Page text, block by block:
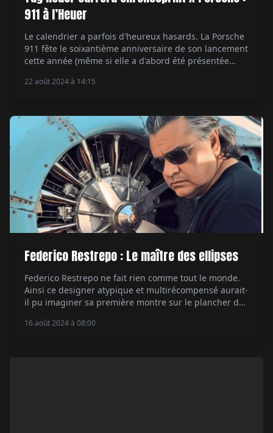
911 à l’Heuer
Le calendrier a parfois d'heureux hasards. La Porsche
911 fête le soixantième anniversaire de son lancement
cette année (même si elle a d'abord été présentée
collection TAG Heuer Carrera. Les deux maisons ont
22 août 2024 à 14:15
Federico Restrepo : Le maître des ellipses
Federico Restrepo ne fait rien comme tout le monde.
Ainsi ce designer atypique et multirécompensé aurait-
il pu imaginer sa première montre sur le plancher des
confortablement installé à bord d'un Concorde, en
16 août 2024 à 08:00